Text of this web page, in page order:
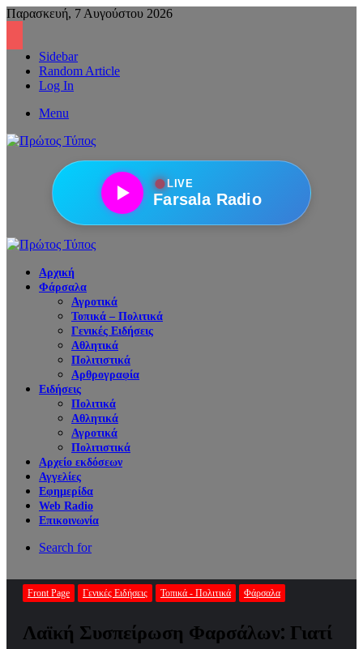
Παρασκευή, 7 Αυγούστου 2026
Sidebar
Random Article
Log In
Menu
●LIVE
Farsala Radio
Αρχική
Φάρσαλα
Αγροτικά
Τοπικά – Πολιτικά
Γενικές Ειδήσεις
Αθλητικά
Πολιτιστικά
Αρθρογραφία
Ειδήσεις
Πολιτικά
Αθλητικά
Αγροτικά
Πολιτιστικά
Αρχείο εκδόσεων
Αγγελίες
Εφημερίδα
Web Radio
Επικοινωνία
Search for
Front Page Γενικές Ειδήσεις Τοπικά - Πολιτικά Φάρσαλα
Λαϊκή Συσπείρωση Φαρσάλων: Γιατί